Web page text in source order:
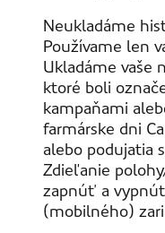
Neukladáme
Používame len
Ukladáme vaše
ktoré boli
kampaňami
farmárske dni
alebo podujatia
Zdieľanie
zapnúť a
(mobilného)